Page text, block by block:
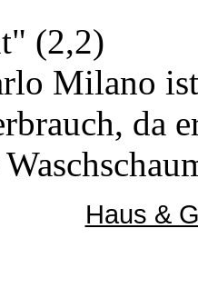
(2,2)
Milano
da
Haus &